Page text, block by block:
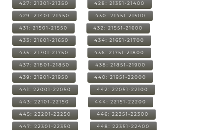
427: 21301-21350 428: 21351-21400
429: 21401-21450 430: 21451-21500
431: 21501-21550 432: 21551-21600
433: 21601-21650 434: 21651-21700
435: 21701-21750 436: 21751-21800
437: 21801-21850 438: 21851-21900
439: 21901-21950 440: 21951-22000
441: 22001-22050 442: 22051-22100
443: 22101-22150 444: 22151-22200
445: 22201-22250 446: 22251-22300
447: 22301-22350 448: 22351-22400